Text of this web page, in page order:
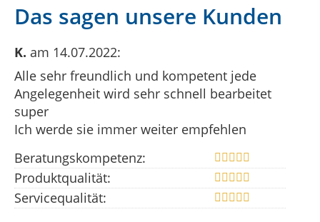
Das sagen unsere Kunden
K. am 14.07.2022:
Alle sehr freundlich und kompetent jede
Angelegenheit wird sehr schnell bearbeitet
super
Ich werde sie immer weiter empfehlen
Beratungskompetenz:
Produktqualität:
Servicequalität: